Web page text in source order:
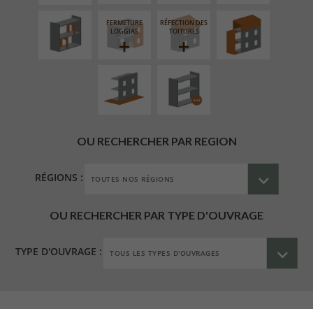
FERMETURE
LOGGIAS
RÉFECTION DES
TOITURES
AMÉNAGEMENT
EXTÉRIEUR
PROCÉDÉ
PARTICULIER
OU RECHERCHER PAR REGION
RÉGIONS :
OU RECHERCHER PAR TYPE D'OUVRAGE
TYPE D'OUVRAGE :